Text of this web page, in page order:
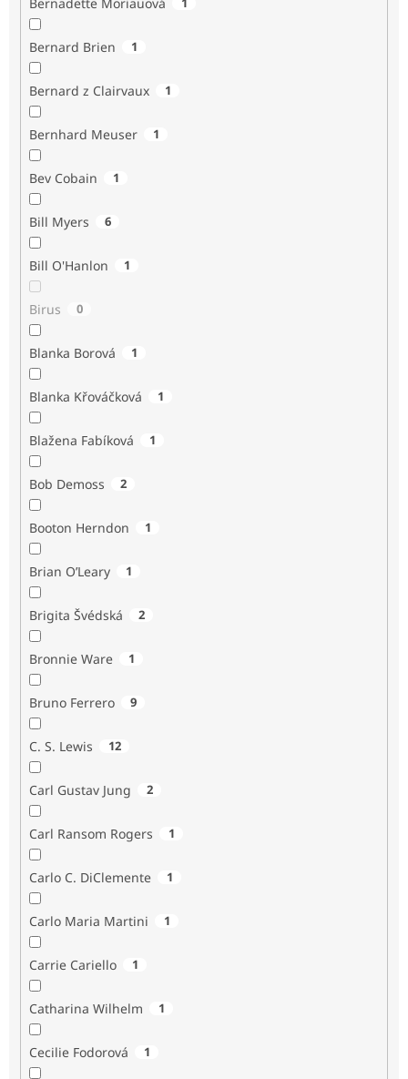
Bernadette Moriauová
Bernard Brien 1
Bernard z Clairvaux 1
Bernhard Meuser 1
Bev Cobain 1
Bill Myers 6
Bill O'Hanlon 1
Birus 0
Blanka Borová 1
Blanka Křováčková 1
Blažena Fabíková 1
Bob Demoss 2
Booton Herndon 1
Brian O’Leary 1
Brigita Švédská 2
Bronnie Ware 1
Bruno Ferrero 9
C. S. Lewis 12
Carl Gustav Jung 2
Carl Ransom Rogers 1
Carlo C. DiClemente 1
Carlo Maria Martini 1
Carrie Cariello 1
Catharina Wilhelm 1
Cecilie Fodorová 1